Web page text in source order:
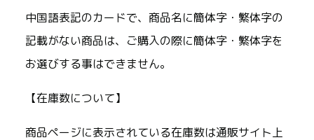
中国語表記のカードで、商品名に簡体字・繁体字の
記載がない商品は、ご購入の際に簡体字・繁体字を
お選びする事はできません。
【在庫数について】
商品ページに表示されている在庫数は通販サイト上